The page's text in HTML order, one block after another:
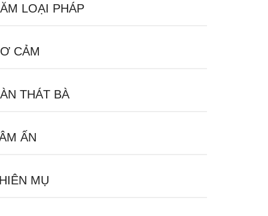
LOẠI PHÁP
CẢM
THÁT BÀ
ẤN
MỤ